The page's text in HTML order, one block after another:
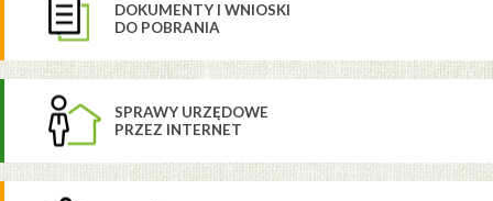
DOKUMENTY I WNIOSKI
DO POBRANIA
SPRAWY URZĘDOWE
PRZEZ INTERNET